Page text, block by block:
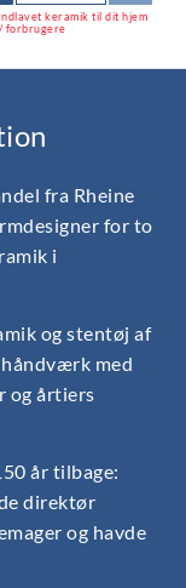
keramik til dit hjem
forbrugere
fra Rheine
for to
i
og stentøj af
med
og årtiers
år tilbage:
direktør
og havde